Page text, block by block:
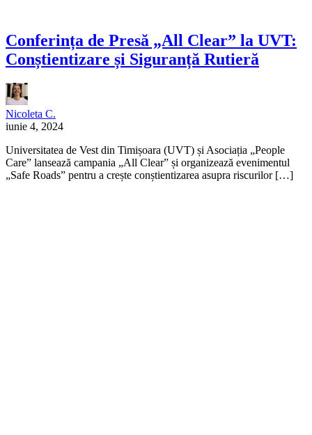
Conferința de Presă „All Clear” la UVT:
Conștientizare și Siguranță Rutieră
Nicoleta C.
iunie 4, 2024
Universitatea de Vest din Timișoara (UVT) și Asociația „People
Care” lansează campania „All Clear” și organizează evenimentul
„Safe Roads” pentru a crește conștientizarea asupra riscurilor […]